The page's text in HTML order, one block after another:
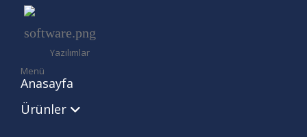
Yazılımlar
Menü
Anasayfa
Ürünler